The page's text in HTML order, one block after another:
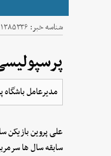
شناسه خبر: ۱۳۸۵۳۳۶
مدیرعامل
علی پروین بازیکن
سابقه سال ها